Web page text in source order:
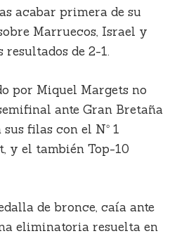
acabar primera de su
Marruecos, Israel y
resultados de 2-1.
por Miquel Margets no
ante Gran Bretaña
filas con el Nº 1
y el también Top-10
de bronce, caía ante
eliminatoria resuelta en